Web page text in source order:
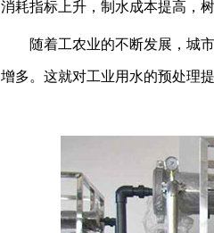
消耗指标上升，制水成本提高，
随着工农业的不断发展，城市
增多。这就对工业用水的预处理